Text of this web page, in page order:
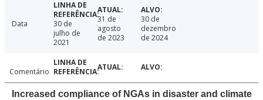
Data
30 de
julho de
2021
31 de
agosto
de 2023
30 de
dezembro
de 2024
Comentário
Increased compliance of NGAs in disaster and climate